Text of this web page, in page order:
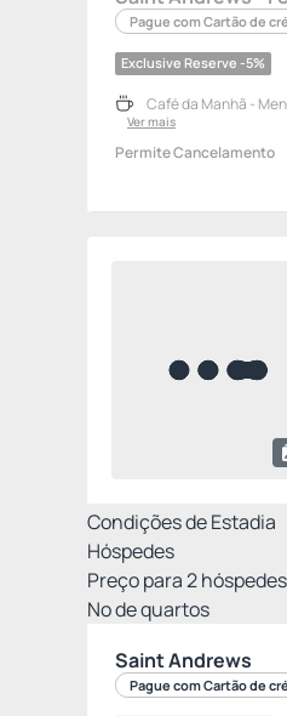
Pague com Cartão de
Exclusive Reserve -5%
Café da Manhã -
Ver mais
Permite Cancelamento
Condições de Estadia
Hóspedes
Preço para2hóspedes
Nº de quartos
Saint Andrews
Pague com Cartão de